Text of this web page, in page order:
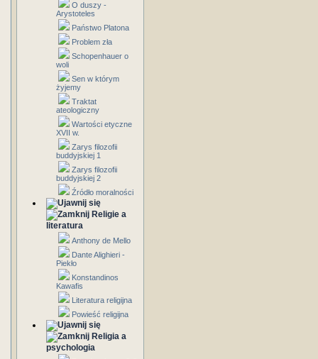
O duszy -
Arystoteles
Państwo Platona
Problem zła
Schopenhauer o
woli
Sen w którym
żyjemy
Traktat
ateologiczny
Wartości etyczne
XVII w.
Zarys filozofii
buddyjskiej 1
Zarys filozofii
buddyjskiej 2
Źródło moralności
Religie a
literatura
Anthony de Mello
Dante Alighieri -
Piekło
Konstandinos
Kawafis
Literatura religijna
Powieść religijna
Religia a
psychologia